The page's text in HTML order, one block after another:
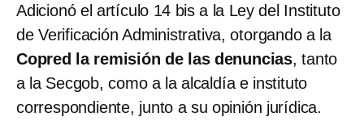
Adicionó el artículo 14 bis a la Ley del Instituto
de Verificación Administrativa, otorgando a la
Copred la remisión de las denuncias, tanto
a la Secgob, como a la alcaldía e instituto
correspondiente, junto a su opinión jurídica.